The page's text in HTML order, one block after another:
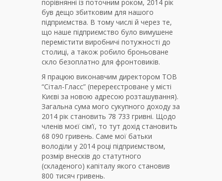
порівнянні із поточним роком, 2014 рік
був дещо збитковим для нашого
підприємства. В тому числі й через те,
що наше підприємство було вимушене
перемістити виробничі потужності до
столиці, а також робило броньоване
скло безоплатно для фронтовиків.
Я працюю виконавчим директором ТОВ
“Сітал-Гласс” (перереєстроване у місті
Києві за новою адресою розташування).
Загальна сума мого сукупного доходу за
2014 рік становить 78 733 гривні. Щодо
членів моєї сім’ї, то тут дохід становить
68 090 гривень. Саме мої батьки
володіли у 2014 році підприємством,
розмір внесків до статутного
(складеного) капіталу якого становив
800 тисяч гривень.